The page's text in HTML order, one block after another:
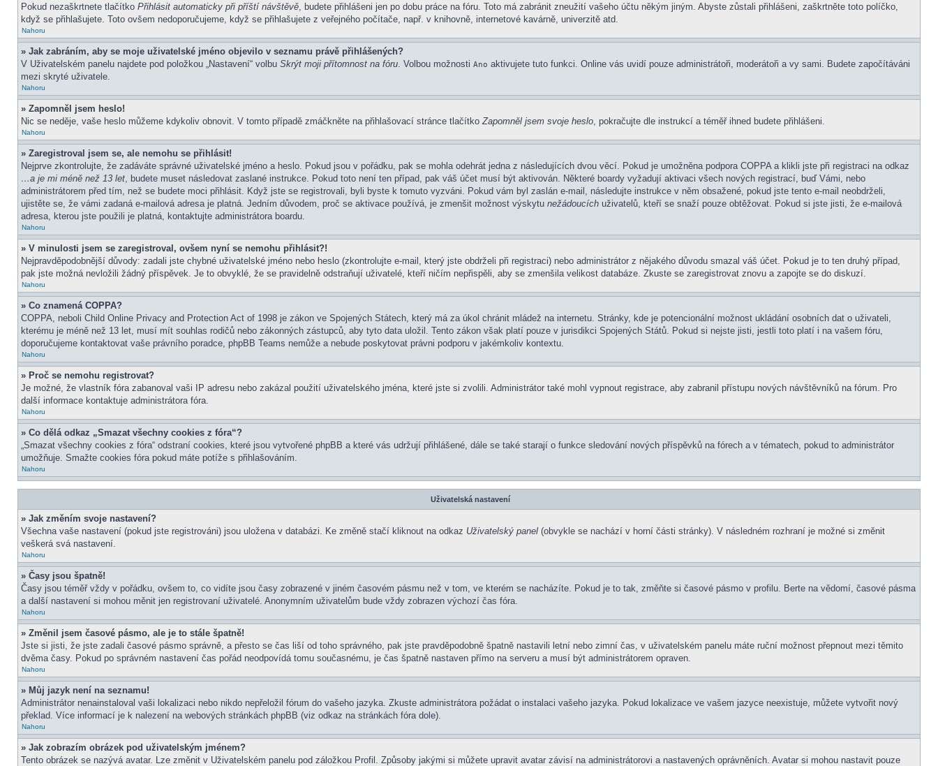
Pokud nezaškrtnete tlačítko Přihlásit automaticky při příští návštěvě, budete přihlášeni jen po dobu práce na fóru. Toto má zabránit zneužití vašeho účtu někým jiným. Abyste zůstali přihlášeni, zaškrtněte toto políčko,
když se přihlašujete. Toto ovšem nedoporučujeme, když se přihlašujete z veřejného počítače, např. v knihovně, internetové kavárně, univerzitě atd.
Nahoru
» Jak zabráním, aby se moje uživatelské jméno objevilo v seznamu právě přihlášených?
V Uživatelském panelu najdete pod položkou „Nastavení“ volbu Skrýt moji přítomnost na fóru. Volbou možnosti Ano aktivujete tuto funkci. Online vás uvidí pouze administrátoři, moderátoři a vy sami. Budete započítáváni
mezi skryté uživatele.
Nahoru
» Zapomněl jsem heslo!
Nic se neděje, vaše heslo můžeme kdykoliv obnovit. V tomto případě zmáčkněte na přihlašovací stránce tlačítkoZapomněl jsem svoje heslo, pokračujte dle instrukcí a téměř ihned budete přihlášeni.
Nahoru
» Zaregistroval jsem se, ale nemohu se přihlásit!
Nejprve zkontrolujte, že zadáváte správné uživatelské jméno a heslo. Pokud jsou v pořádku, pak se mohla odehrát jedna z následujících dvou věcí. Pokud je umožněna podpora COPPA a klikli jste při registraci na odkaz
…a je mi méně než 13 let, budete muset následovat zaslané instrukce. Pokud toto není ten případ, pak váš účet musí být aktivován. Některé boardy vyžadují aktivaci všech nových registrací, buď Vámi, nebo
administrátorem před tím, než se budete moci přihlásit. Když jste se registrovali, byli byste k tomuto vyzváni. Pokud vám byl zaslán e-mail, následujte instrukce v něm obsažené, pokud jste tento e-mail neobdrželi,
ujistěte se, že vámi zadaná e-mailová adresa je platná. Jedním důvodem, proč se aktivace používá, je zmenšit možnost výskytu nežádoucích uživatelů, kteří se snaží pouze obtěžovat. Pokud si jste jisti, že e-mailová
adresa, kterou jste použili je platná, kontaktujte administrátora boardu.
Nahoru
» V minulosti jsem se zaregistroval, ovšem nyní se nemohu přihlásit?!
Nejpravděpodobnější důvody: zadali jste chybné uživatelské jméno nebo heslo (zkontrolujte e-mail, který jste obdrželi při registraci) nebo administrátor z nějakého důvodu smazal váš účet. Pokud je to ten druhý případ,
pak jste možná nevložili žádný příspěvek. Je to obvyklé, že se pravidelně odstraňují uživatelé, kteří ničím nepřispěli, aby se zmenšila velikost databáze. Zkuste se zaregistrovat znovu a zapojte se do diskuzí.
Nahoru
» Co znamená COPPA?
COPPA, neboli Child Online Privacy and Protection Act of 1998 je zákon ve Spojených Státech, který má za úkol chránit mládež na internetu. Stránky, kde je potencionální možnost ukládání osobních dat o uživateli,
kterému je méně než 13 let, musí mít souhlas rodičů nebo zákonných zástupců, aby tyto data uložil. Tento zákon však platí pouze v jurisdikci Spojených Států. Pokud si nejste jisti, jestli toto platí i na vašem fóru,
doporučujeme kontaktovat vaše právního poradce, phpBB Teams nemůže a nebude poskytovat právni podporu v jakémkoliv kontextu.
Nahoru
» Proč se nemohu registrovat?
Je možné, že vlastník fóra zabanoval vaši IP adresu nebo zakázal použití uživatelského jména, které jste si zvolili. Administrátor také mohl vypnout registrace, aby zabranil přístupu nových návštěvníků na fórum. Pro
další informace kontaktuje administrátora fóra.
Nahoru
» Co dělá odkaz „Smazat všechny cookies z fóra“?
„Smazat všechny cookies z fóra“ odstraní cookies, které jsou vytvořené phpBB a které vás udržují přihlášené, dále se také starají o funkce sledování nových příspěvků na fórech a v tématech, pokud to administrátor
umožňuje. Smažte cookies fóra pokud máte potíže s přihlašováním.
Nahoru
Uživatelská nastavení
» Jak změním svoje nastavení?
Všechna vaše nastavení (pokud jste registrováni) jsou uložena v databázi. Ke změně stačí kliknout na odkaz Uživatelský panel (obvykle se nachází v horní části stránky). V následném rozhraní je možné si změnit
veškerá svá nastavení.
Nahoru
» Časy jsou špatně!
Časy jsou téměř vždy v pořádku, ovšem to, co vidíte jsou časy zobrazené v jiném časovém pásmu než v tom, ve kterém se nacházíte. Pokud je to tak, změňte si časové pásmo v profilu. Berte na vědomí, časové pásma
a další nastavení si mohou měnit jen registrovaní uživatelé. Anonymním uživatelům bude vždy zobrazen výchozí čas fóra.
Nahoru
» Změnil jsem časové pásmo, ale je to stále špatně!
Jste si jisti, že jste zadali časové pásmo správně, a přesto se čas liší od toho správného, pak jste pravděpodobně špatně nastavili letní nebo zimní čas, v uživatelském panelu máte ruční možnost přepnout mezi těmito
dvěma časy. Pokud po správném nastavení čas pořád neodpovídá tomu současnému, je čas špatně nastaven přímo na serveru a musí být administrátorem opraven.
Nahoru
» Můj jazyk není na seznamu!
Administrátor nenainstaloval vaši lokalizaci nebo nikdo nepřeložil fórum do vašeho jazyka. Zkuste administrátora požádat o instalaci vašeho jazyka. Pokud lokalizace ve vašem jazyce neexistuje, můžete vytvořit nový
překlad. Více informací je k nalezení na webových stránkách phpBB (viz odkaz na stránkách fóra dole).
Nahoru
» Jak zobrazím obrázek pod uživatelským jménem?
Tento obrázek se nazývá avatar. Lze změnit v Uživatelském panelu pod záložkou Profil. Způsoby jakými si můžete upravit avatar závisí na administrátorovi a nastavených oprávněních. Avatar si mohou nastavit pouze